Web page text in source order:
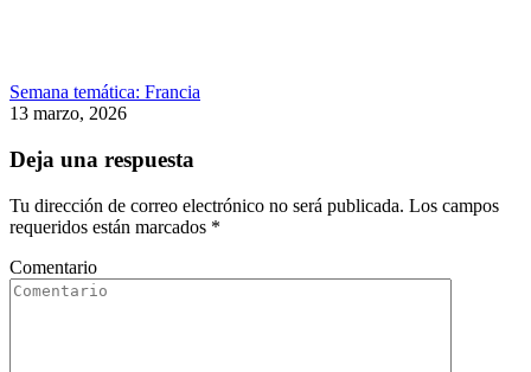
Semana temática: Francia
13 marzo, 2026
Deja una respuesta
Tu dirección de correo electrónico no será publicada. Los campos
requeridos están marcados *
Comentario